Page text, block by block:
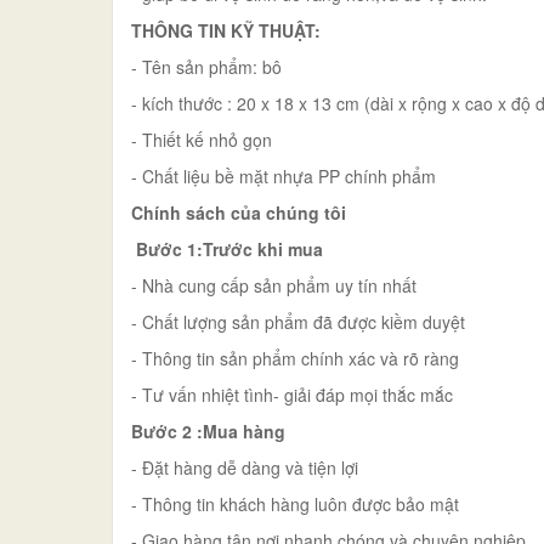
THÔNG TIN KỸ THUẬT:
- Tên sản phẩm: bô
- kích thước : 20 x 18 x 13 cm (dài x rộng x cao x độ
- Thiết kế nhỏ gọn
- Chất liệu bề mặt nhựa PP chính phẩm
Chính sách của chúng tôi
Bước 1:Trước khi mua
- Nhà cung cấp sản phẩm uy tín nhất
- Chất lượng sản phẩm đã được kiềm duyệt
- Thông tin sản phẩm chính xác và rõ ràng
- Tư vấn nhiệt tình- giải đáp mọi thắc mắc
Bước 2 :Mua hàng
- Đặt hàng dễ dàng và tiện lợi
- Thông tin khách hàng luôn được bảo mật